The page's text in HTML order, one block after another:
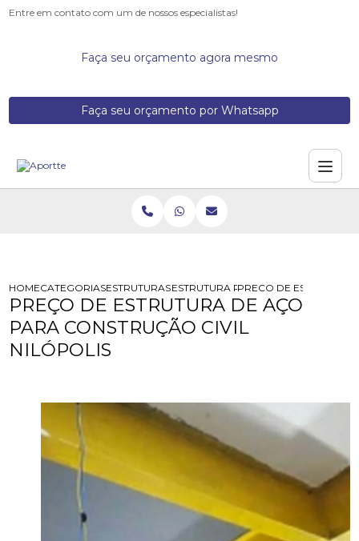
Entre em contato com um de nossos especialistas!
Faça seu orçamento agora mesmo
Faça seu orçamento por Whatsapp
HOMECATEGORIASESTRUTURAS DE ACOESTRUTURA PARA TELHADO EM
PRECO DE ESTRUTURA
PREÇO DE ESTRUTURA DE AÇO
PARA CONSTRUÇÃO CIVIL
NILÓPOLIS